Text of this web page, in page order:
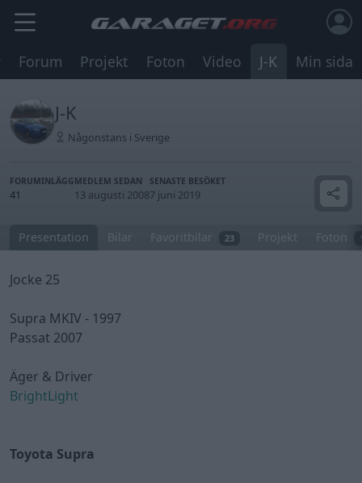
Forum Projekt Foton Video J-K Min sida
J-K
Någonstans i Sverige
FORUMINLÄGG
41
MEDLEM SEDAN
13 augusti 2008
SENASTE BESÖKET
7 juni 2019
Presentation Bilar Favoritbilar 23 Projekt Foton
Jocke 25
Supra MKIV - 1997
Passat 2007
Äger & Driver
BrightLight
Toyota Supra